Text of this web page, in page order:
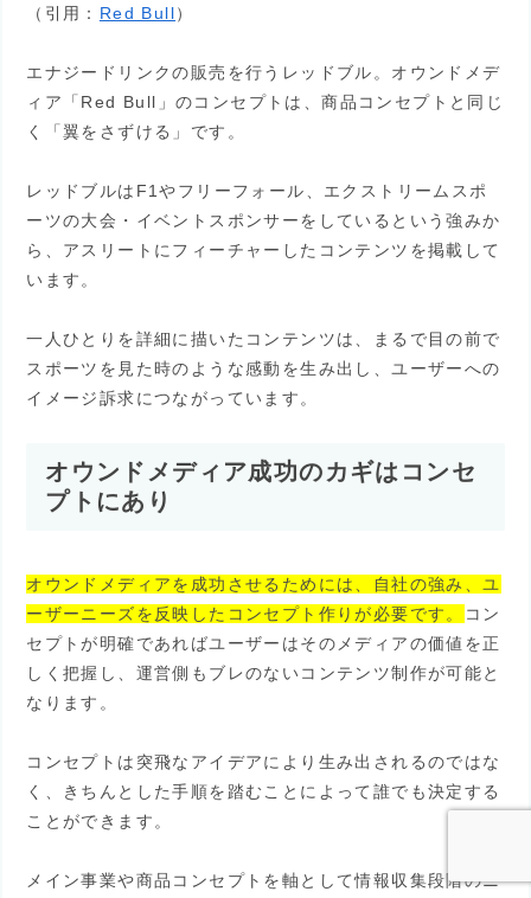
（引用： Red Bull）
エナジードリンクの販売を行うレッドブル。オウンドメデ
ィア「Red Bull」のコンセプトは、商品コンセプトと同じ
く「翼をさずける」です。
レッドブルはF1やフリーフォール、エクストリームスポ
ーツの大会・イベントスポンサーをしているという強みか
ら、アスリートにフィーチャーしたコンテンツを掲載して
います。
一人ひとりを詳細に描いたコンテンツは、まるで目の前で
スポーツを見た時のような感動を生み出し、ユーザーへの
イメージ訴求につながっています。
オウンドメディア成功のカギはコンセ
プトにあり
オウンドメディアを成功させるためには、自社の強み、ユ
ーザーニーズを反映したコンセプト作りが必要です。
コン
セプトが明確であればユーザーはそのメディアの価値を正
しく把握し、運営側もブレのないコンテンツ制作が可能と
なります。
コンセプトは突飛なアイデアにより生み出されるのではな
く、きちんとした手順を踏むことによって誰でも決定する
ことができます。
メイン事業や商品コンセプトを軸として情報収集段階のニ